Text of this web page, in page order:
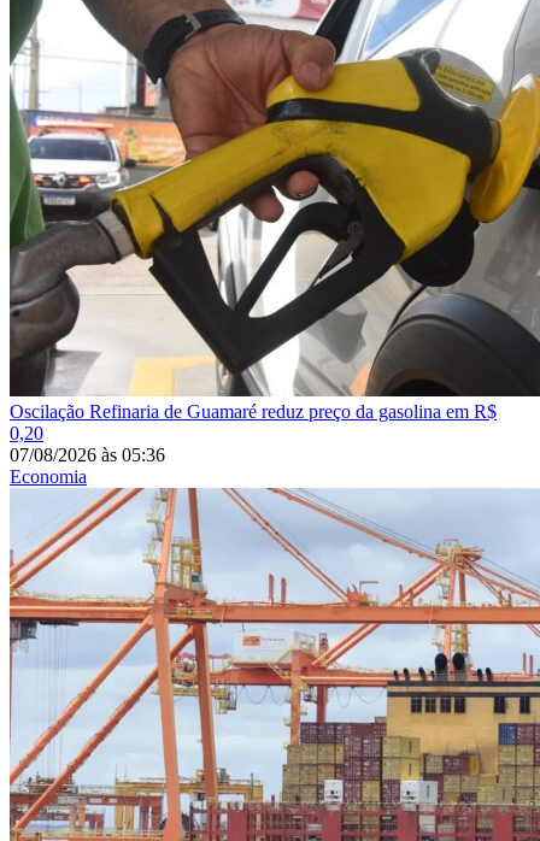
Oscilação Refinaria de Guamaré reduz preço da gasolina em R$
0,20
07/08/2026 às 05:36
Economia